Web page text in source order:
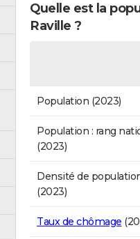
Quelle est la
Raville ?
Population (2023)
Population : rang
(2023)
Densité de
(2023)
Taux de chômage